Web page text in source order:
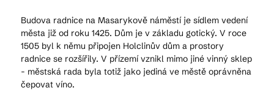
Budova radnice na Masarykově náměstí je sídlem vedení
města již od roku 1425. Dům je v základu gotický. V roce
1505 byl k němu připojen Holclinův dům a prostory
radnice se rozšířily. V přízemí vznikl mimo jiné vinný sklep
- městská rada byla totiž jako jediná ve městě oprávněna
čepovat víno.